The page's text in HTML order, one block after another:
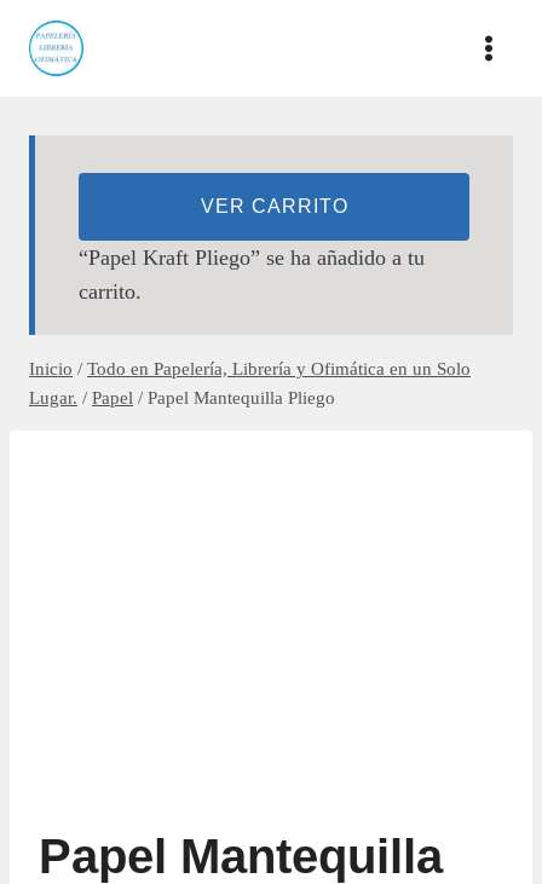
Saltar
contenido
“Papel Kraft Pliego” se ha añadido a tu
carrito.
VER CARRITO
Inicio / Todo en Papelería, Librería y Ofimática en un Solo
Lugar. / Papel / Papel Mantequilla Pliego
Papel Mantequilla